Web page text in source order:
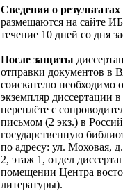
Сведения о результатах
размещаются на сайте
течение 10 дней со дня
После защиты
отправки документов в
соискателю необходимо
экземпляр диссертации
переплёте с
письмом (2 экз.) в
государственную
по адресу: ул. Моховая,
2, этаж 1, отдел
помещении Центра
литературы).